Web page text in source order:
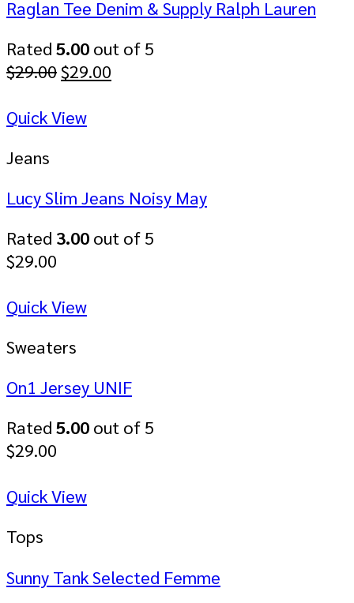
Raglan Tee Denim & Supply Ralph Lauren
Rated 5.00 out of 5
$29.00$29.00
Quick View
Jeans
Lucy Slim Jeans Noisy May
Rated 3.00 out of 5
$29.00
Quick View
Sweaters
On1 Jersey UNIF
Rated 5.00 out of 5
$29.00
Quick View
Tops
Sunny Tank Selected Femme